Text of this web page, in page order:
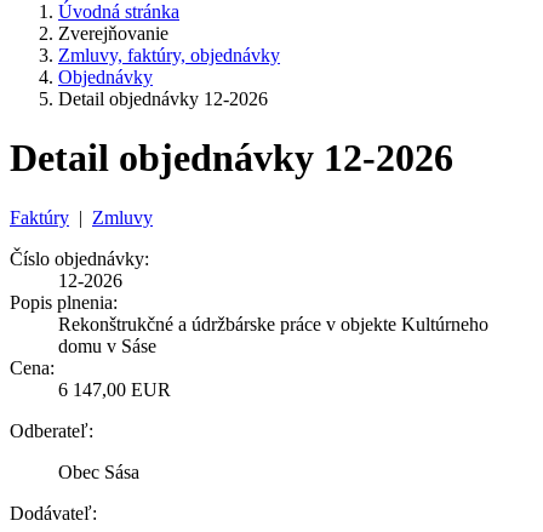
Úvodná stránka
Zverejňovanie
Zmluvy, faktúry, objednávky
Objednávky
Detail objednávky 12-2026
Detail objednávky 12-2026
Faktúry | Zmluvy
Číslo objednávky:
12-2026
Popis plnenia:
Rekonštrukčné a údržbárske práce v objekte Kultúrneho
domu v Sáse
Cena:
6 147,00 EUR
Odberateľ:
Obec Sása
Dodávateľ: